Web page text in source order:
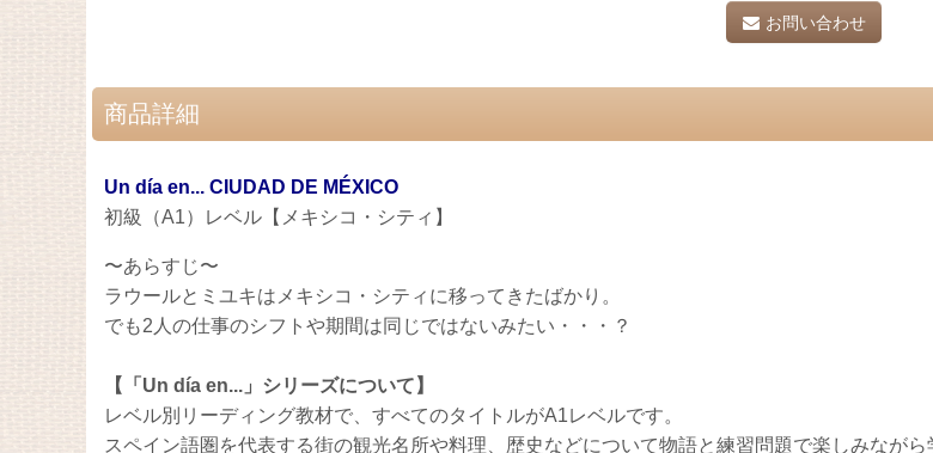
お問い合わせ
商品詳細
Un día en... CIUDAD DE MÉXICO
初級（A1）レベル【メキシコ・シティ】
〜あらすじ〜
ラウールとミユキはメキシコ・シティに移ってきたばかり。
でも2人の仕事のシフトや期間は同じではないみたい・・・？
【「Un día en...」
シリーズについて】
レベル別リーディング教材で、すべてのタイトルがA1レベルです。
スペイン語圏を代表する街の観光名所や料理、歴史などについて物語と練習問題で楽しみながら